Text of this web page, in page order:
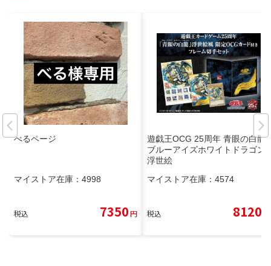
べるページ
マイストア在庫： 4998
税込 7350円
遊戯王OCG 25周年 青眼の白龍
ブルーアイズホワイトドラゴン
浮世絵
マイストア在庫： 4574
税込 8120